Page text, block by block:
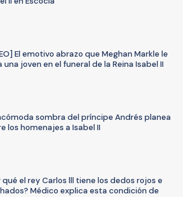
El emotivo abrazo que Meghan Markle le
una joven en el funeral de la Reina Isabel II
sombra del príncipe Andrés planea
los homenajes a Isabel II
qué el rey Carlos lll tiene los dedos rojos e
Médico explica esta condición de